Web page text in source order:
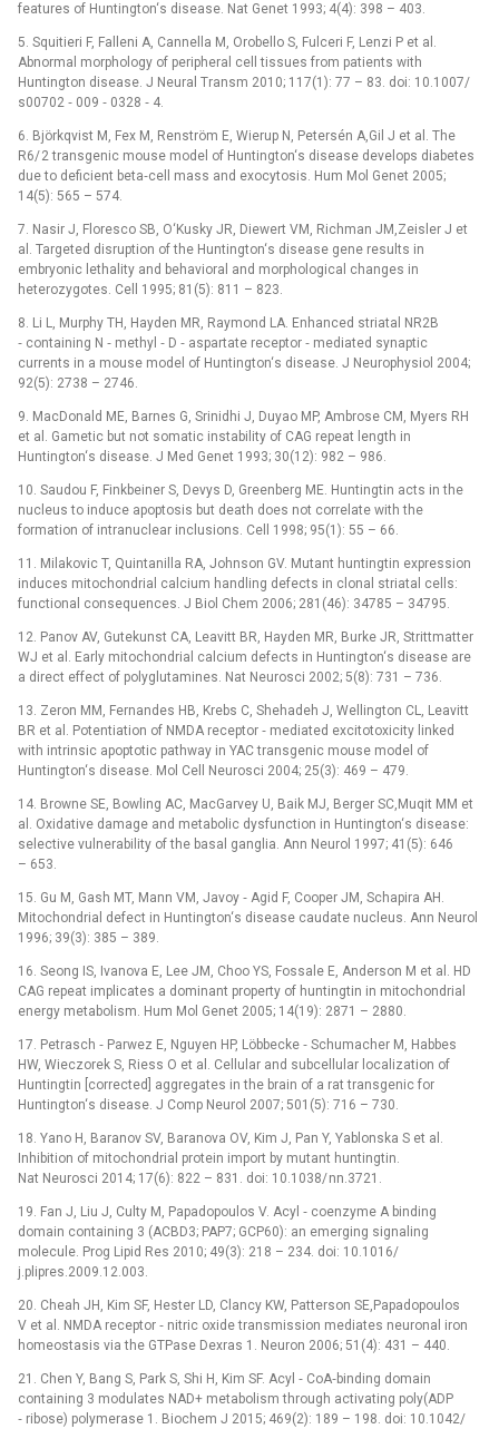
features of Huntington‘s disease. Nat Genet 1993; 4(4): 398 –⁠ 403.
5. Squitieri F, Falleni A, Cannella M, Orobello S, Fulceri F, Lenzi P et al.
Abnormal morphology of peripheral cell tissues from patients with
Huntington disease. J Neural Transm 2010; 117(1): 77 –⁠ 83. doi: 10.1007/
s00702 ‑⁠ 009 ‑⁠ 0328 ‑⁠ 4.
6. Björkqvist M, Fex M, Renström E, Wierup N, Petersén A,Gil J et al. The
R6/ 2 transgenic mouse model of Huntington‘s disease develops diabetes
due to deficient beta‑cell mass and exocytosis. Hum Mol Genet 2005;
14(5): 565 –⁠ 574.
7. Nasir J, Floresco SB, O‘Kusky JR, Diewert VM, Richman JM,Zeisler J et
al. Targeted disruption of the Huntington‘s disease gene results in
embryonic lethality and behavioral and morphological changes in
heterozygotes. Cell 1995; 81(5): 811 –⁠ 823.
8. Li L, Murphy TH, Hayden MR, Raymond LA. Enhanced striatal NR2B
‑⁠ containing N ‑⁠ methyl ‑⁠ D ‑⁠ aspartate receptor ‑⁠ mediated synaptic
currents in a mouse model of Huntington‘s disease. J Neurophysiol 2004;
92(5): 2738 –⁠ 2746.
9. MacDonald ME, Barnes G, Srinidhi J, Duyao MP, Ambrose CM, Myers RH
et al. Gametic but not somatic instability of CAG repeat length in
Huntington‘s disease. J Med Genet 1993; 30(12): 982 –⁠ 986.
10. Saudou F, Finkbeiner S, Devys D, Greenberg ME. Huntingtin acts in the
nucleus to induce apoptosis but death does not correlate with the
formation of intranuclear inclusions. Cell 1998; 95(1): 55 –⁠ 66.
11. Milakovic T, Quintanilla RA, Johnson GV. Mutant huntingtin expression
induces mitochondrial calcium handling defects in clonal striatal cells:
functional consequences. J Biol Chem 2006; 281(46): 34785 –⁠ 34795.
12. Panov AV, Gutekunst CA, Leavitt BR, Hayden MR, Burke JR, Strittmatter
WJ et al. Early mitochondrial calcium defects in Huntington‘s disease are
a direct effect of polyglutamines. Nat Neurosci 2002; 5(8): 731 –⁠ 736.
13. Zeron MM, Fernandes HB, Krebs C, Shehadeh J, Wellington CL, Leavitt
BR et al. Potentiation of NMDA receptor ‑⁠ mediated excitotoxicity linked
with intrinsic apoptotic pathway in YAC transgenic mouse model of
Huntington‘s disease. Mol Cell Neurosci 2004; 25(3): 469 –⁠ 479.
14. Browne SE, Bowling AC, MacGarvey U, Baik MJ, Berger SC,Muqit MM et
al. Oxidative damage and metabolic dysfunction in Huntington‘s disease:
selective vulnerability of the basal ganglia. Ann Neurol 1997; 41(5): 646
–⁠ 653.
15. Gu M, Gash MT, Mann VM, Javoy ‑⁠ Agid F, Cooper JM, Schapira AH.
Mitochondrial defect in Huntington‘s disease caudate nucleus. Ann Neurol
1996; 39(3): 385 –⁠ 389.
16. Seong IS, Ivanova E, Lee JM, Choo YS, Fossale E, Anderson M et al. HD
CAG repeat implicates a dominant property of huntingtin in mitochondrial
energy metabolism. Hum Mol Genet 2005; 14(19): 2871 –⁠ 2880.
17. Petrasch ‑⁠ Parwez E, Nguyen HP, Löbbecke ‑⁠ Schumacher M, Habbes
HW, Wieczorek S, Riess O et al. Cellular and subcellular localization of
Huntingtin [corrected] aggregates in the brain of a rat transgenic for
Huntington‘s disease. J Comp Neurol 2007; 501(5): 716 –⁠ 730.
18. Yano H, Baranov SV, Baranova OV, Kim J, Pan Y, Yablonska S et al.
Inhibition of mitochondrial protein import by mutant huntingtin.
Nat Neurosci 2014; 17(6): 822 –⁠ 831. doi: 10.1038/ nn.3721.
19. Fan J, Liu J, Culty M, Papadopoulos V. Acyl ‑⁠ coenzyme A binding
domain containing 3 (ACBD3; PAP7; GCP60): an emerging signaling
molecule. Prog Lipid Res 2010; 49(3): 218 –⁠ 234. doi: 10.1016/
j.plipres.2009.12.003.
20. Cheah JH, Kim SF, Hester LD, Clancy KW, Patterson SE,Papadopoulos
V et al. NMDA receptor ‑⁠ nitric oxide transmission mediates neuronal iron
homeostasis via the GTPase Dexras 1. Neuron 2006; 51(4): 431 –⁠ 440.
21. Chen Y, Bang S, Park S, Shi H, Kim SF. Acyl ‑⁠ CoA‑binding domain
containing 3 modulates NAD+ metabolism through activating poly(ADP
‑⁠ ribose) polymerase 1. Biochem J 2015; 469(2): 189 –⁠ 198. doi: 10.1042/